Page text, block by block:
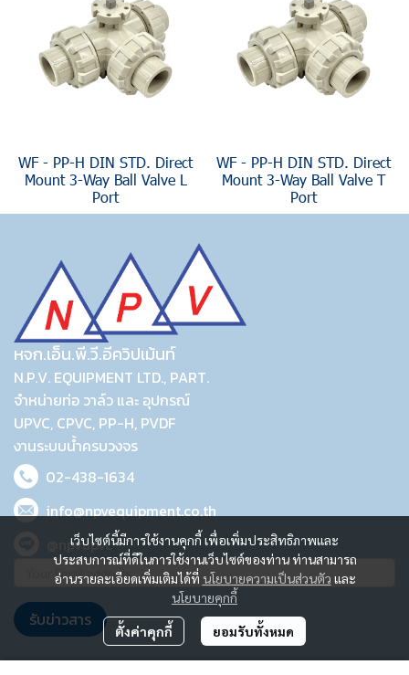
WF - PP-H DIN STD. Direct
Mount 3-Way Ball Valve L
Port
WF - PP-H DIN STD. Direct
Mount 3-Way Ball Valve T
Port
เว็บไซต์นี้มีการใช้งานคุกกี้ เพื่อเพิ่มประสิทธิภาพและ
ประสบการณ์ที่ดีในการใช้งานเว็บไซต์ของท่าน ท่านสามารถ
อ่านรายละเอียดเพิ่มเติมได้ที่ นโยบายความเป็นส่วนตัว และ
นโยบายคุกกี้
ตั้งค่าคุกกี้ ยอมรับทั้งหมด
หจก.เอ็น.พี.วี.อีควิปเม้นท์
N.P.V. EQUIPMENT LTD., PART.
จำหน่ายท่อ วาล์ว และ อุปกรณ์
UPVC, CPVC, PP-H, PVDF
งานระบบน้ำครบวงจร
02-438-1634
info@npvequipment.co.th
@npvupvc
รับข่าวสาร